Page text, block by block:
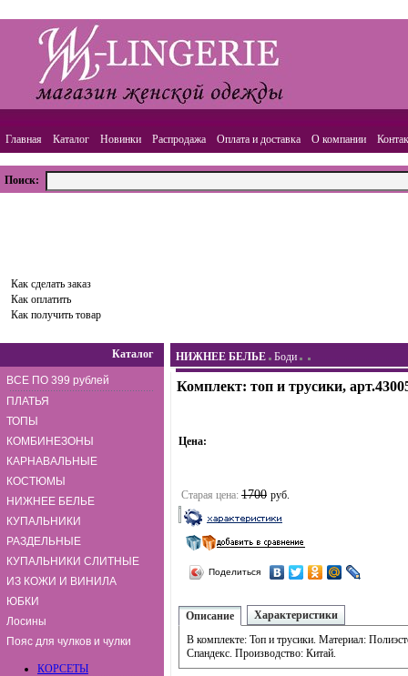
Главная Каталог Новинки Распродажа Оплата и доставка О компании
Поиск:
Как сделать заказ
Как оплатить
Как получить товар
Каталог
ВСЕ ПО 399 рублей
ПЛАТЬЯ
ТОПЫ
КОМБИНЕЗОНЫ
КАРНАВАЛЬНЫЕ
КОСТЮМЫ
НИЖНЕЕ БЕЛЬЕ
КУПАЛЬНИКИ
РАЗДЕЛЬНЫЕ
КУПАЛЬНИКИ СЛИТНЫЕ
ИЗ КОЖИ И ВИНИЛА
ЮБКИ
Лосины
Пояс для чулков и чулки
КОРСЕТЫ
НИЖНЕЕ БЕЛЬЕ Боди
Комплект: топ и трусики,
Цена:
Старая цена: 1700 руб.
Поделиться
Описание
Характеристики
В комплекте: Топ и трусики. Материал:
Спандекс. Производство: Китай.